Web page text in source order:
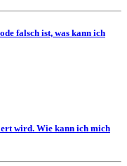
falsch ist, was kann ich
wird. Wie kann ich mich